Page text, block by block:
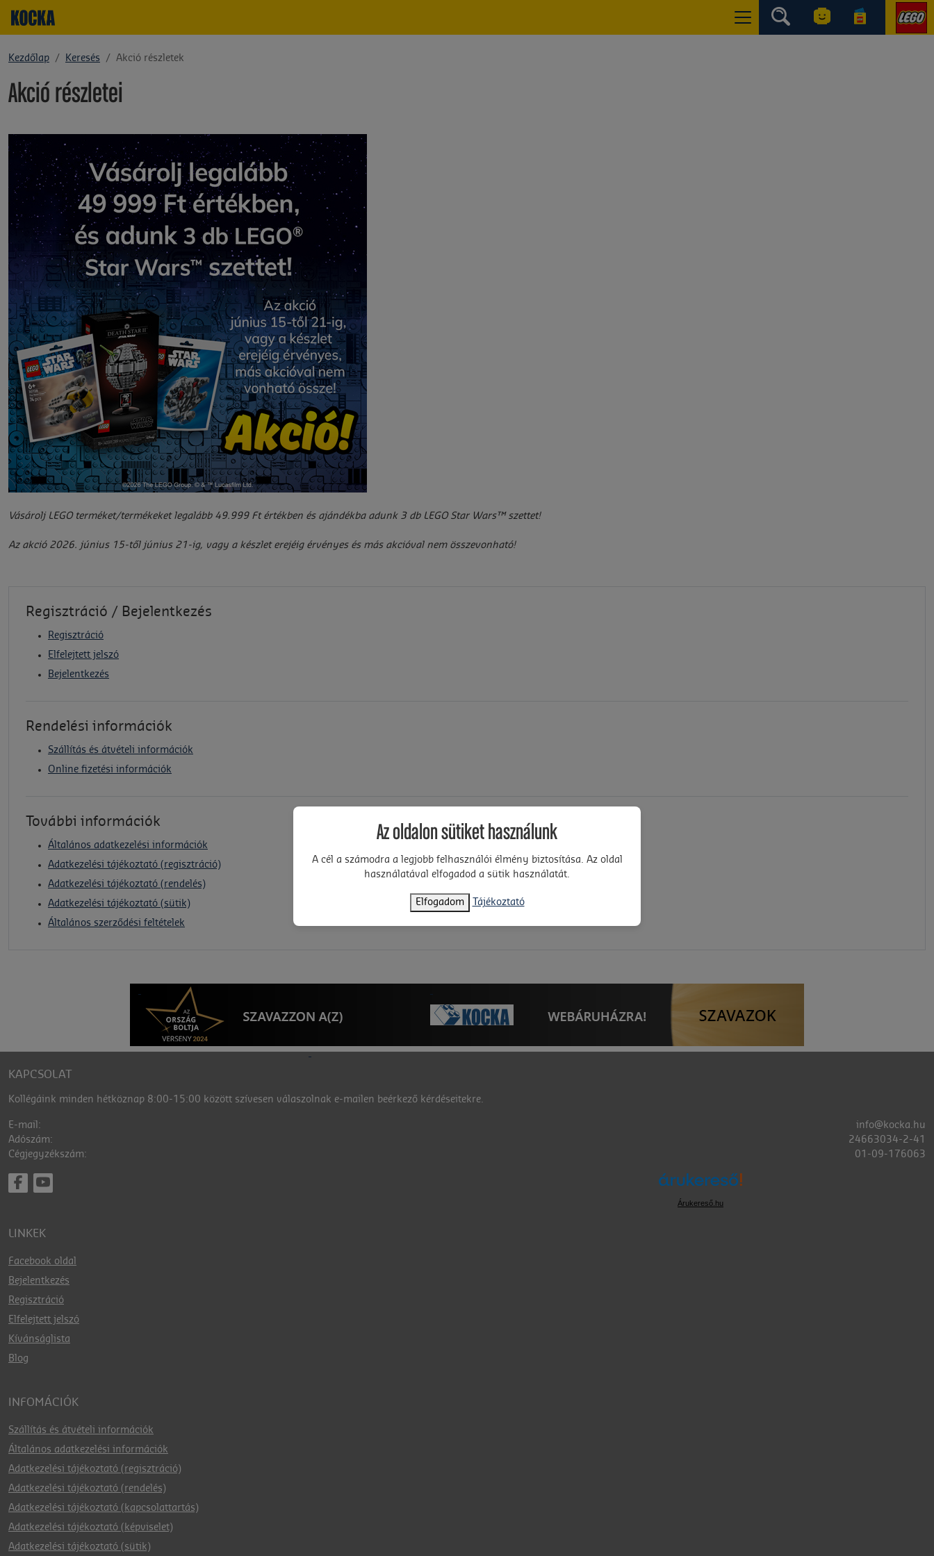
Kezdőlap Keresés Akció részletek
Akció részletei
Vásárolj LEGO terméket/termékeket legalább 49.999 Ft értékben és ajándékba adunk 3 db LEGO Star Wars™ szettet!
Az akció 2026. június 15-től június 21-ig, vagy a készlet erejéig érvényes és más akcióval nem összevonható!
Regisztráció / Bejelentkezés
Regisztráció
Elfelejtett jelszó
Bejelentkezés
Rendelési információk
Szállítás és átvételi információk
Online fizetési információk
További információk
Általános adatkezelési információk
Adatkezelési tájékoztató (regisztráció)
Adatkezelési tájékoztató (rendelés)
Adatkezelési tájékoztató (sütik)
Általános szerződési feltételek
KAPCSOLAT
Kollégáink minden hétköznap 8:00-15:00 között szívesen válaszolnak e-mailen beérkező kérdéseitekre.
E-mail:
info@kocka.hu
Adószám:
24663034-2-41
Cégjegyzékszám:
01-09-176063
Árukereső.hu
LINKEK
Facebook oldal
Bejelentkezés
Regisztráció
Elfelejtett jelszó
Kívánságlista
Blog
INFOMÁCIÓK
Szállítás és átvételi információk
Általános adatkezelési információk
Adatkezelési tájékoztató (regisztráció)
Adatkezelési tájékoztató (rendelés)
Adatkezelési tájékoztató (kapcsolattartás)
Adatkezelési tájékoztató (képviselet)
Adatkezelési tájékoztató (sütik)
Az oldalon sütiket használunk
A cél a számodra a legjobb felhasználói élmény biztosítása. Az oldal
használatával elfogadod a sütik használatát.
Elfogadom Tájékoztató